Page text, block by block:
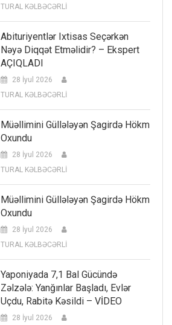
TURAL KƏLBƏCƏRLİ
Abituriyentlər Ixtisas Seçərkən
Nəyə Diqqət Etməlidir? – Ekspert
AÇIQLADI
28 İyul 2026
TURAL KƏLBƏCƏRLİ
Müəllimini Güllələyən Şagirdə Hökm
Oxundu
28 İyul 2026
TURAL KƏLBƏCƏRLİ
Müəllimini Güllələyən Şagirdə Hökm
Oxundu
28 İyul 2026
TURAL KƏLBƏCƏRLİ
Yaponiyada 7,1 Bal Gücündə
Zəlzələ: Yanğınlar Başladı, Evlər
Uçdu, Rabitə Kəsildi – VİDEO
28 İyul 2026